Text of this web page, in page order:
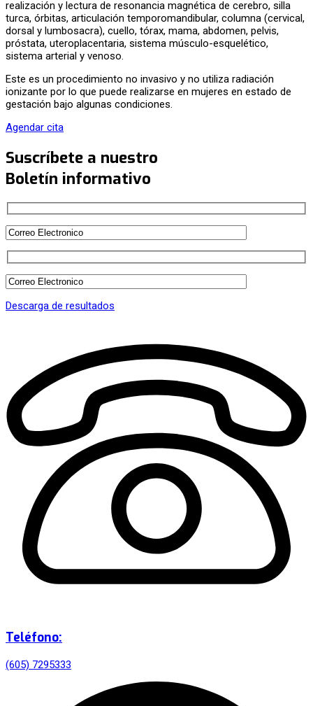
realización y lectura de resonancia magnética de cerebro, silla
turca, órbitas, articulación temporomandibular, columna (cervical,
dorsal y lumbosacra), cuello, tórax, mama, abdomen, pelvis,
próstata, uteroplacentaria, sistema músculo-esquelético,
sistema arterial y venoso.
Este es un procedimiento no invasivo y no utiliza radiación
ionizante por lo que puede realizarse en mujeres en estado de
gestación bajo algunas condiciones.
Agendar cita
Suscríbete a nuestro
Boletín informativo
Descarga de resultados
Teléfono:
(605) 7295333